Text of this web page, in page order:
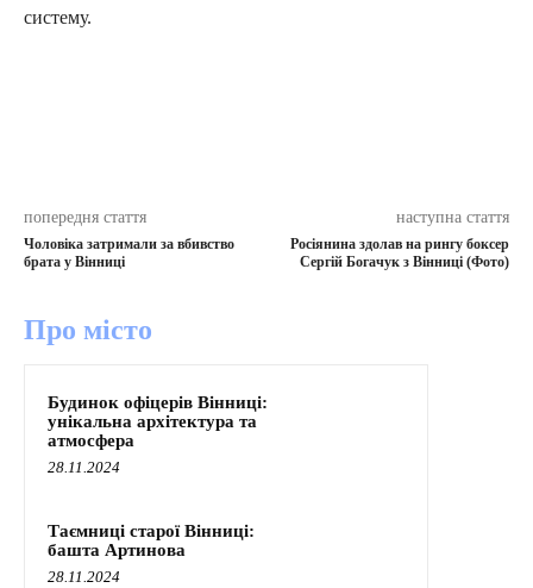
систему.
попередня стаття
Чоловіка затримали за вбивство
брата у Вінниці
наступна стаття
Росіянина здолав на рингу боксер
Сергій Богачук з Вінниці (Фото)
Про місто
Будинок офіцерів Вінниці:
унікальна архітектура та
атмосфера
28.11.2024
Таємниці старої Вінниці:
башта Артинова
28.11.2024